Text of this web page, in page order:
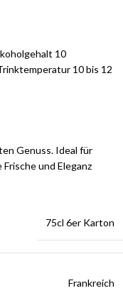
10
10 bis 12
Genuss. Ideal für
und Eleganz
75cl 6er Karton
Frankreich